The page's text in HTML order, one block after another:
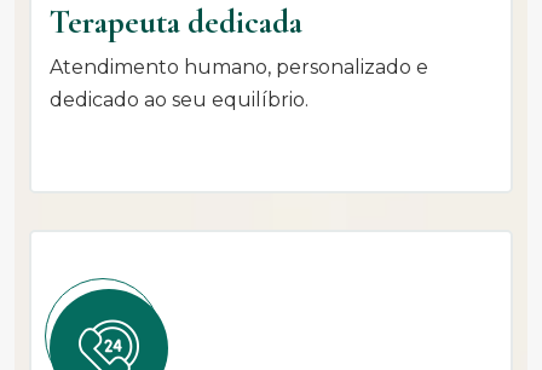
Terapeuta dedicada
Atendimento humano, personalizado e
dedicado ao seu equilíbrio.